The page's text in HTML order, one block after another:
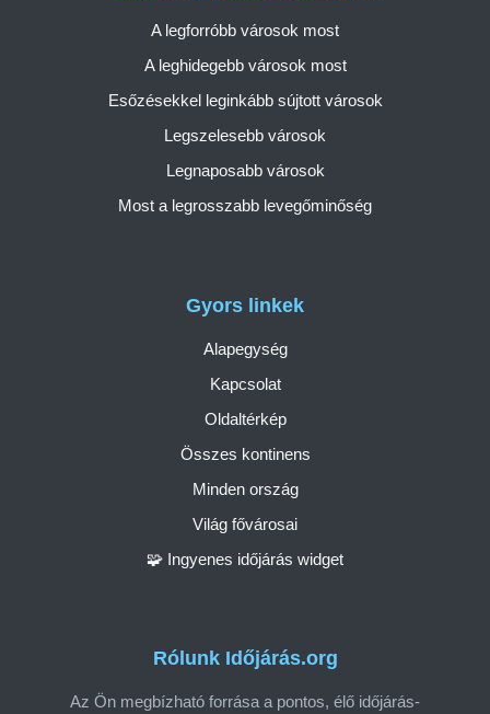
Rólunk Időjárás.org
Az Ön megbízható forrása a pontos, élő időjárás-
Gyors linkek
Alapegység
Kapcsolat
Oldaltérkép
Összes kontinens
Minden ország
Világ fővárosai
🧩 Ingyenes időjárás widget
A legforróbb városok most
A leghidegebb városok most
Esőzésekkel leginkább sújtott városok
Legszelesebb városok
Legnaposabb városok
Most a legrosszabb levegőminőség